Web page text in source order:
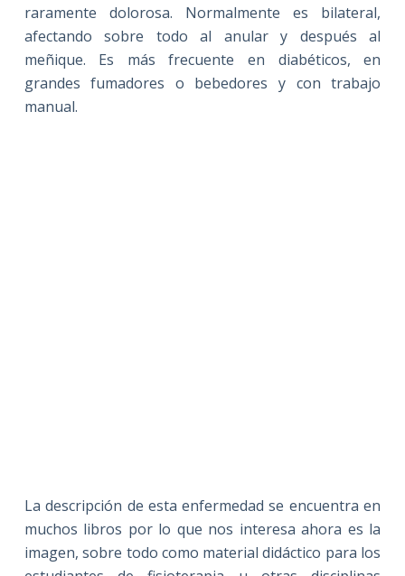
raramente dolorosa. Normalmente es bilateral,
afectando sobre todo al anular y después al
meñique. Es más frecuente en diabéticos, en
grandes fumadores o bebedores y con trabajo
manual.
La descripción de esta enfermedad se encuentra en
muchos libros por lo que nos interesa ahora es la
imagen, sobre todo como material didáctico para los